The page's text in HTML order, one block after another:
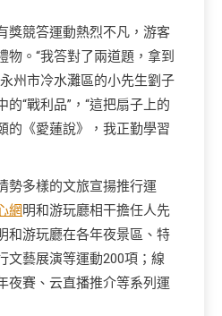
獎競答運動熱烈不凡，游客
。“我答對了兩道題，拿到
州市冷水灘區的小先生劉子
“戰利品”，“這把扇子上的
的《愛蓮說》，我正勤學習
勢多樣的文旅宣揚推行運
網明和游玩廳相干擔任人先
和游玩廳在各年夜景區、特
文藝展演等運動200項；線
夜賽、云直播推介等系列運